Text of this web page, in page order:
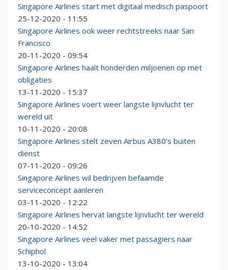
Singapore Airlines start met digitaal medisch paspoort
25-12-2020 - 11:55
Singapore Airlines ook weer rechtstreeks naar San
Francisco
20-11-2020 - 09:54
Singapore Airlines haalt honderden miljoenen op met
obligaties
13-11-2020 - 15:37
Singapore Airlines voert weer langste lijnvlucht ter
wereld uit
10-11-2020 - 20:08
Singapore Airlines stelt zeven Airbus A380's buiten
dienst
07-11-2020 - 09:26
Singapore Airlines wil bedrijven befaamde
serviceconcept aanleren
03-11-2020 - 12:22
Singapore Airlines hervat langste lijnvlucht ter wereld
20-10-2020 - 14:52
Singapore Airlines veel vaker met passagiers naar
Schiphol
13-10-2020 - 13:04